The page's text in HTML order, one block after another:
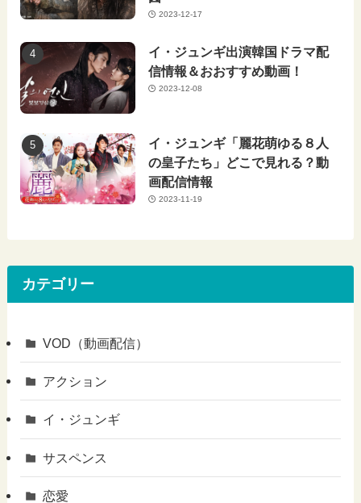
2023-12-17
イ・ジュンギ出演韓国ドラマ配
信情報＆おおすすめ動画！
2023-12-08
イ・ジュンギ「麗花萌ゆる８人
の皇子たち」どこで見れる？動
画配信情報
2023-11-19
カテゴリー
VOD（動画配信）
アクション
イ・ジュンギ
サスペンス
恋愛